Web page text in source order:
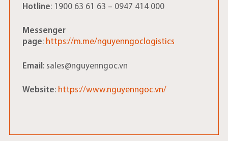
Hotline: 1900 63 61 63 – 0947 414 000
Messenger
page: https://m.me/nguyenngoclogistics
Email : sales@nguyenngoc.vn
Website: https://www.nguyenngoc.vn/